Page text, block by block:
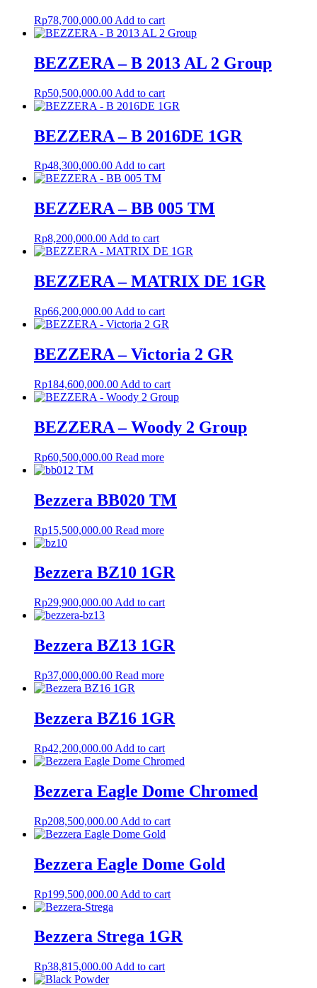
Rp78,700,000.00 Add to cart
BEZZERA – B 2013 AL 2 Group
Rp50,500,000.00 Add to cart
BEZZERA – B 2016DE 1GR
Rp48,300,000.00Add to cart
BEZZERA – BB 005 TM
Rp8,200,000.00 Add to cart
BEZZERA – MATRIX DE 1GR
Rp66,200,000.00 Add to cart
BEZZERA – Victoria 2 GR
Rp184,600,000.00 Add to cart
BEZZERA – Woody 2 Group
Rp60,500,000.00 Read more
Bezzera BB020 TM
Rp15,500,000.00 Read more
Bezzera BZ10 1GR
Rp29,900,000.00 Add to cart
Bezzera BZ13 1GR
Rp37,000,000.00 Read more
Bezzera BZ16 1GR
Rp42,200,000.00 Add to cart
Bezzera Eagle Dome Chromed
Rp208,500,000.00 Add to cart
Bezzera Eagle Dome Gold
Rp199,500,000.00 Add to cart
Bezzera Strega 1GR
Rp38,815,000.00 Add to cart